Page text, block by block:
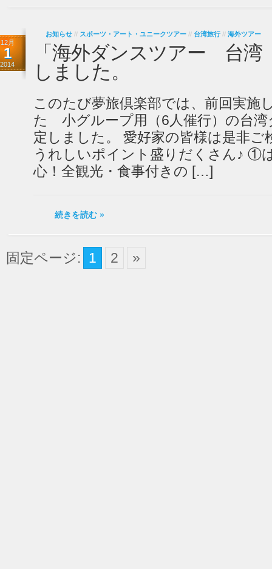
12月
1
2014
お知らせ // スポーツ・アート・ユニークツアー // 台湾旅行 // 海外ツアー
「海外ダンスツアー 台
しました。
このたび夢旅倶楽部では、前回実施
た 小グループ用（6人催行）の台湾
定しました。 愛好家の皆様は是非ご
うれしいポイント盛りだくさん♪ ①
心！全観光・食事付きの […]
続きを読む »
固定ページ: 1 2 »